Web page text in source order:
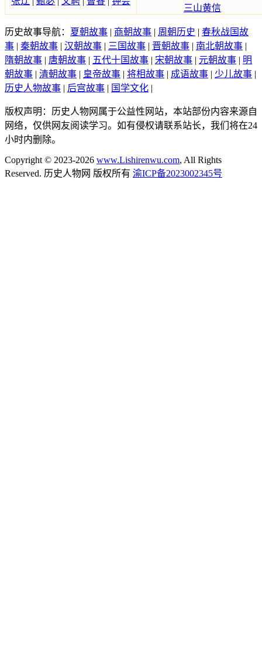
三山黄信
历史故事导航： 夏朝故事 | 商朝故事 | 周朝历史 | 春秋战国故
事 | 秦朝故事 | 汉朝故事 | 三国故事 | 晋朝故事 | 南北朝故事 |
隋朝故事 | 唐朝故事 | 五代十国故事 | 宋朝故事 | 元朝故事 | 明
朝故事 | 清朝故事 | 皇帝故事 | 将相故事 | 成语故事 | 少儿故事 |
历史人物故事 | 后宫故事 | 国学文化 |
版权声明：历史人物网属于公益性网站，本站部份内容来源自
网络，仅供网友阅读学习。如有侵权请联系站长，我们将在24
小时内删除。
Copyright © 2023-2026 www.Lishirenwu.com, All Rights
Reserved. 历史人物网 版权所有 渝ICP备2023002345号